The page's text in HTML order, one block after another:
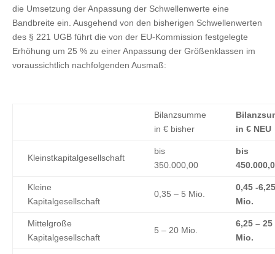
die Umsetzung der Anpassung der Schwellenwerte eine
Bandbreite ein. Ausgehend von den bisherigen Schwellenwerten
des § 221 UGB führt die von der EU-Kommission festgelegte
Erhöhung um 25 % zu einer Anpassung der Größenklassen im
voraussichtlich nachfolgenden Ausmaß:
Bilanzsumme
in € bisher
in € NEU
Kleinstkapitalgesellschaft
bis
350.000,00
bis
Kleine
Kapitalgesellschaft
0,35 – 5 Mio.
0,45 -6,25
Mio.
Mittelgroße
Kapitalgesellschaft
5 – 20 Mio.
6,25 – 25
Mio.